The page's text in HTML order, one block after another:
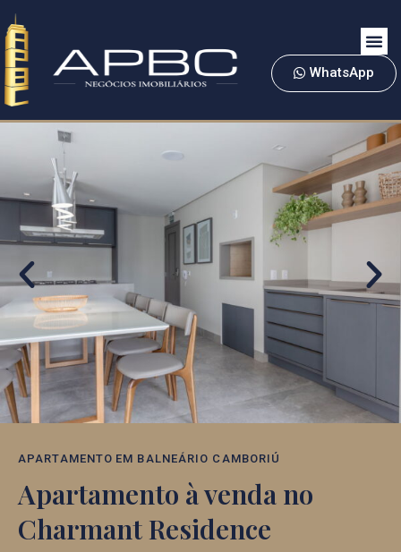
WhatsApp
APARTAMENTO EM BALNEÁRIO CAMBORIÚ
Apartamento à venda no
Charmant Residence